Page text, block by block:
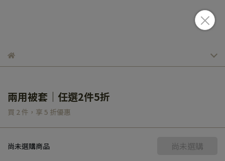
兩用被套｜任選2件5折
買 2 件， 享 5 折優惠
尚未選購商品 尚未選購